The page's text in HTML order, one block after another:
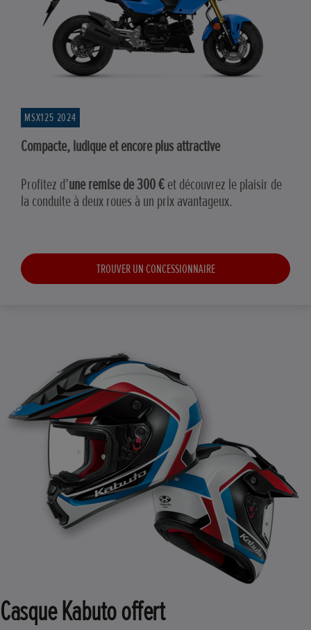
MSX125 2024
Compacte, ludique et encore plus attractive
Profitez d’une remise de 300 €et découvrez le plaisir de
la conduite à deux roues à un prix avantageux.
TROUVER UN CONCESSIONNAIRE
Casque Kabuto offert